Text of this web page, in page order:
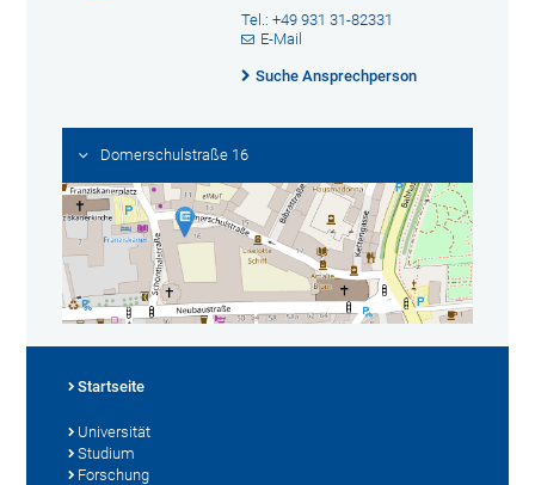
Tel.: +49 931 31-82331
E-Mail
Suche Ansprechperson
Domerschulstraße 16
Startseite
Universität
Studium
Forschung